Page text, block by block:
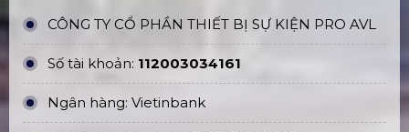
CÔNG TY CỔ PHẦN THIẾT BỊ SỰ KIỆN PRO AVL
Số tài khoản: 112003034161
Ngân hàng: Vietinbank